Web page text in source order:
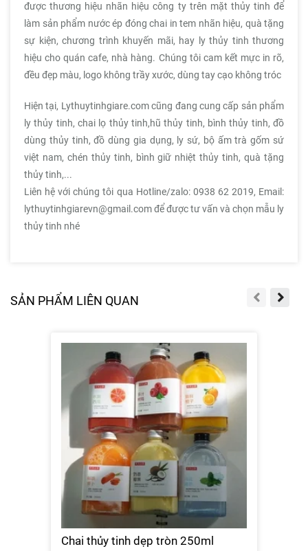
được thương hiệu nhãn hiệu công ty trên mặt thủy tinh để
làm sản phẩm nước ép đóng chai in tem nhãn hiệu, quà tặng
sự kiện, chương trình khuyến mãi, hay ly thủy tinh thương
hiệu cho quán cafe, nhà hàng. Chúng tôi cam kết mực in rõ,
đều đẹp màu, logo không trầy xước, dùng tay cạo không tróc
Hiện tại, Lythuytinhgiare.com cũng đang cung cấp sản phẩm
ly thủy tinh, chai lọ thủy tinh,hũ thủy tinh, bình thủy tinh, đồ
dùng thủy tinh, đồ dùng gia dụng, ly sứ, bộ ấm trà gốm sứ
việt nam, chén thủy tinh, bình giữ nhiệt thủy tinh, quà tặng
thủy tinh,...
Liên hệ với chúng tôi qua Hotline/zalo: 0938 62 2019, Email:
lythuytinhgiarevn@gmail.com để được tư vấn và chọn mẫu ly
thủy tinh nhé
SẢN PHẨM LIÊN QUAN
Chai thủy tinh dẹp tròn 250ml